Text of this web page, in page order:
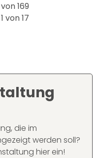
169
von 17
die im
werden soll?
hier ein!